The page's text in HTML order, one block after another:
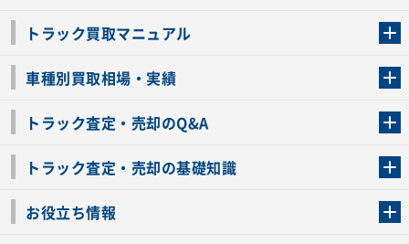
トラック買取マニュアル
車種別買取相場・実績
トラック査定・売却のQ&A
トラック査定・売却の基礎知識
お役立ち情報